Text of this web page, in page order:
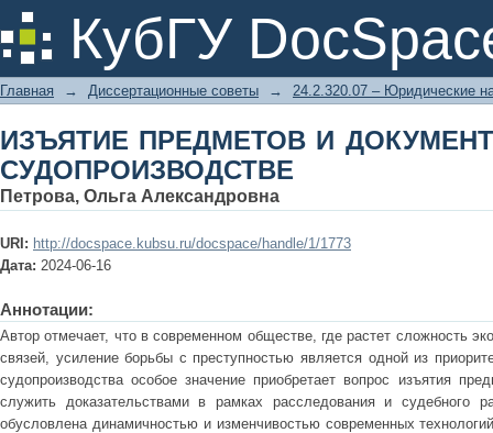
КубГУ
ИЗЪЯТИЕ ПРЕДМЕТОВ И
Главная → Диссертационные советы → 24.2.320.07 – Юридические
ИЗЪЯТИЕ ПРЕДМЕТОВ И
СУДОПРОИЗВОДСТВЕ
Петрова, Ольга Александровна
URI: http://docspace.kubsu.ru/docspace/handle/1/1773
Дата: 2024-06-16
Аннотации:
Автор отмечает, что в современном обществе, где растет сложность
связей, усиление борьбы с преступностью является одной из
судопроизводства особое значение приобретает вопрос изъятия
служить доказательствами в рамках расследования и судебного
обусловлена динамичностью и изменчивостью современных